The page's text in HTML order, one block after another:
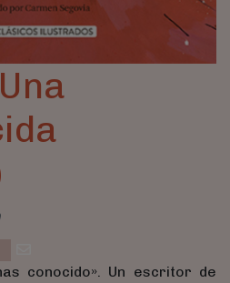
conocido». Un escritor de